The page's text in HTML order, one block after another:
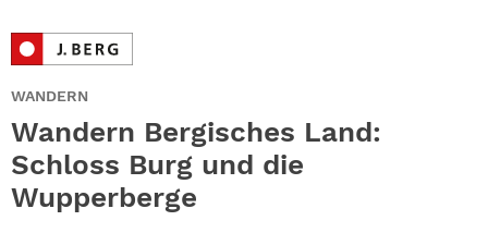
WANDERN
Wandern Bergisches Land:
Schloss Burg und die
Wupperberge
ABO
GEWINNEN
NEWSLETTER